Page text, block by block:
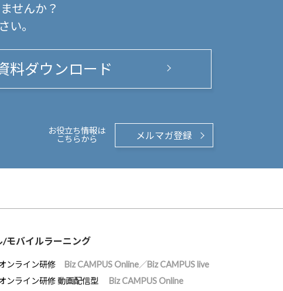
せんか？
い。
料ダウンロード
お役立ち情報は
こちらから
メルマガ登録
/モバイルラーニング
ンライン研修
Biz CAMPUS Online／Biz CAMPUS live
ンライン研修 動画配信型
Biz CAMPUS Online